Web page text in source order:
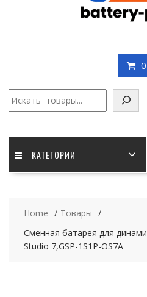
0
КАТЕГОРИИ
Home
Товары
Сменная батарея для
Studio 7,GSP-1S1P-OS7A